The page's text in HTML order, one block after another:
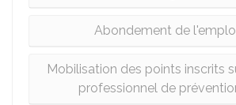
Abondement de
Mobilisation des points inscrits
professionnel de